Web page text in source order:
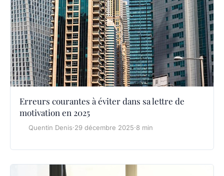
Erreurs courantes à éviter dans sa lettre de
motivation en 2025
Quentin Denis·29 décembre 2025·8 min